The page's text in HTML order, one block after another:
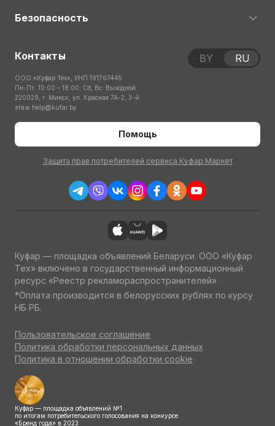
Безопасность
Контакты
ООО «Куфар Тех», УНП 191767445
Пн-Пт: 10:00 – 18:00; Сб, Вс: Выходной
220029, г. Минск, ул. Красная 7А-2, 3-й
этаж help@kufar.by
Помощь
Защита прав потребителей сервиса Куфар Маркет
BY RU
Куфар — площадка объявлений Беларуси. ООО «Куфар
Тех» включено в государственный информационный
ресурс «Реестр рекламораспространителей»
*Оплата производится в белорусских рублях по курсу
НБ РБ.
Пользовательское соглашение
Политика обработки персональных данных
Политика в отношении обработки cookie
Куфар — площадка объявлений №1
по итогам потребительского голосования на конкурсе
«Бренд года» в 2023